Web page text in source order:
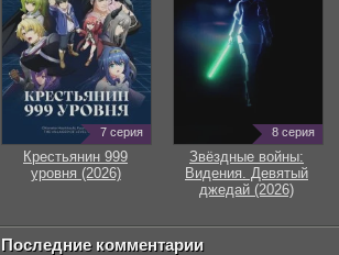
7 серия
Крестьянин 999
уровня (2026)
8 серия
Звёздные войны:
Видения. Девятый
джедай (2026)
Последние комментарии